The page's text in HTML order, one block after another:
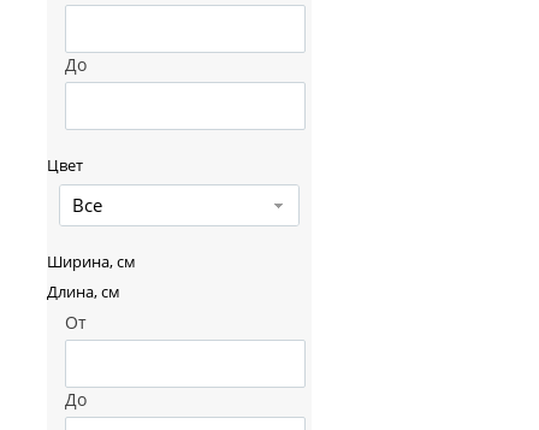
До
Цвет
Все
Ширина, см
Длина, см
От
До